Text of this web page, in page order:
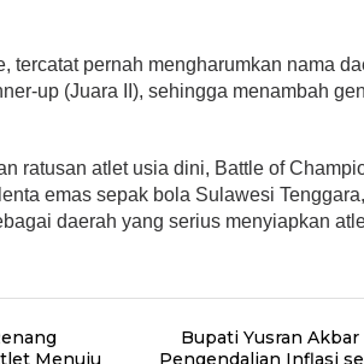
tercatat pernah mengharumkan nama
up (Juara II), sehingga menambah
ratusan atlet usia dini, Battle of
emas sepak bola Sulawesi
daerah yang serius menyiapkan
Menuju
Bupati Yusran
Pengendalian Inflasi